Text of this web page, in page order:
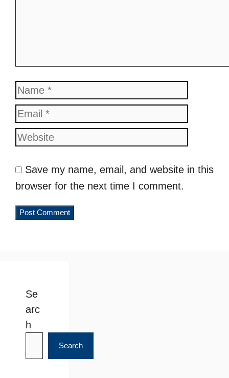
Name
Save my name, email, and website in this
browser for the next time I comment.
Se
arc
h
Search